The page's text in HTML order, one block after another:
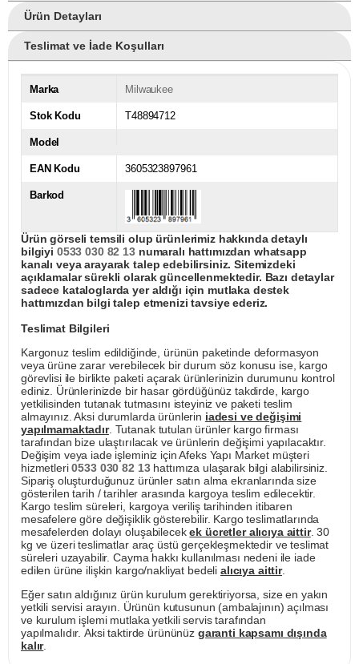
Ürün Detayları
Teslimat ve İade Koşulları
Marka Milwaukee
Stok Kodu T48894712
Model
EAN Kodu 3605323897961
Barkod
Ürün görseli temsili olup ürünlerimiz hakkında detaylı
bilgiyi 0533 030 82 13numaralı hattımızdan whatsapp
kanalı veya arayarak talep edebilirsiniz. Sitemizdeki
açıklamalar sürekli olarak güncellenmektedir. Bazı detaylar
sadece kataloglarda yer aldığı için mutlaka destek
hattımızdan bilgi talep etmenizi tavsiye ederiz.
Teslimat Bilgileri
Kargonuz teslim edildiğinde, ürünün paketinde deformasyon
veya ürüne zarar verebilecek bir durum söz konusu ise, kargo
görevlisi ile birlikte paketi açarak ürünlerinizin durumunu kontrol
ediniz. Ürünlerinizde bir hasar gördüğünüz takdirde, kargo
yetkilisinden tutanak tutmasını isteyiniz ve paketi teslim
almayınız. Aksi durumlarda ürünlerin iadesi ve değişimi
yapılmamaktadır. Tutanak tutulan ürünler kargo firması
tarafından bize ulaştırılacak ve ürünlerin değişimi yapılacaktır.
Değişim veya iade işleminiz için Afeks Yapı Market müşteri
hizmetleri0533 030 82 13hattımıza ulaşarak bilgi alabilirsiniz.
Sipariş oluşturduğunuz ürünler satın alma ekranlarında size
gösterilen tarih / tarihler arasında kargoya teslim edilecektir.
Kargo teslim süreleri, kargoya veriliş tarihinden itibaren
mesafelere göre değişiklik gösterebilir. Kargo teslimatlarında
mesafelerden dolayı oluşabilecekek ücretler alıcıya aittir. 30
kg ve üzeri teslimatlar araç üstü gerçekleşmektedir ve teslimat
süreleri uzayabilir. Cayma hakkı kullanılması nedeni ile iade
edilen ürüne ilişkin kargo/nakliyat bedeli alıcıya aittir.
Eğer satın aldığınız ürün kurulum gerektiriyorsa, size en yakın
yetkili servisi arayın. Ürünün kutusunun (ambalajının) açılması
ve kurulum işlemi mutlaka yetkili servis tarafından
yapılmalıdır. Aksi taktirde ürününüz garanti kapsamı dışında
kalır.